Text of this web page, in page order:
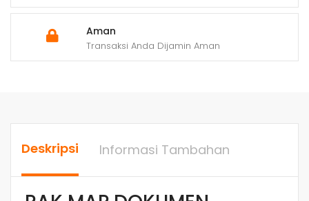
Aman
Transaksi Anda Dijamin Aman
Deskripsi Informasi Tambahan